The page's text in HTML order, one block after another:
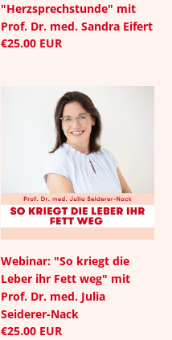
"Herzsprechstunde" mit
Prof. Dr. med. Sandra Eifert
Normaler
€25.00 EUR
weg"
mit
Prof.
Dr.
med.
Julia
Seiderer-
Webinar: "So kriegt die
Leber ihr Fett weg" mit
Prof. Dr. med. Julia
Seiderer-Nack
Normaler
€25.00 EUR